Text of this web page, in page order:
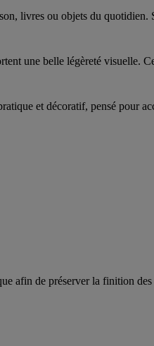
livres ou objets du quotidien.
une belle légèreté visuelle.
et décoratif, pensé pour
afin de préserver la finition des